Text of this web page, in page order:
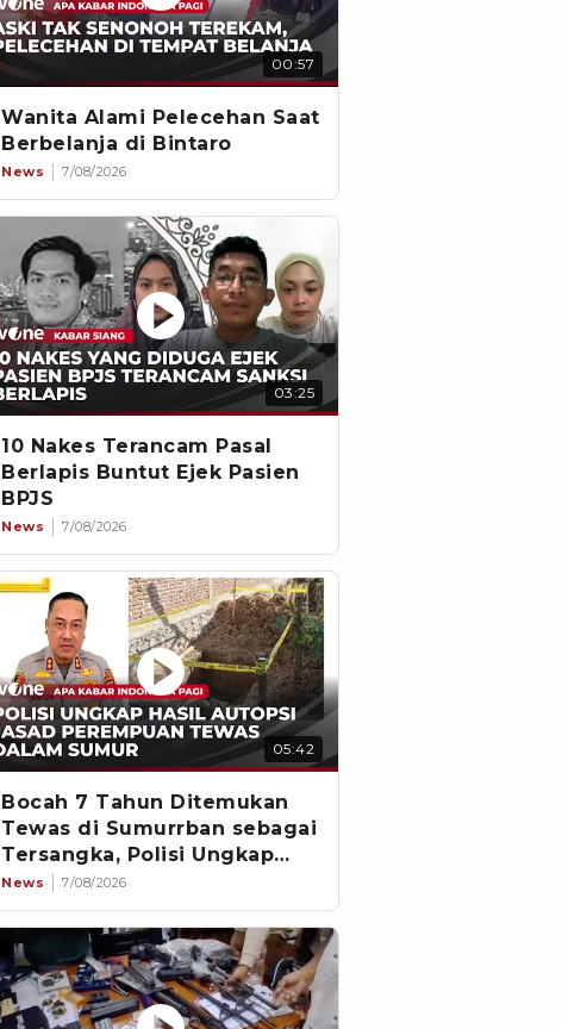
00:57
Wanita Alami Pelecehan Saat
Berbelanja di Bintaro
News 7/08/2026
03:25
10 Nakes Terancam Pasal
Berlapis Buntut Ejek Pasien
BPJS
News 7/08/2026
05:42
Bocah 7 Tahun Ditemukan
Tewas di Sumurrban sebagai
Tersangka, Polisi Ungkap
Investigasi
News 7/08/2026